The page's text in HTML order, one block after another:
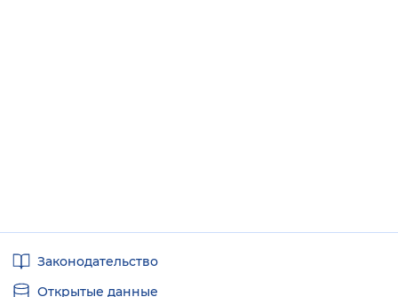
ссылкиЗаконодательство
Открытые данные